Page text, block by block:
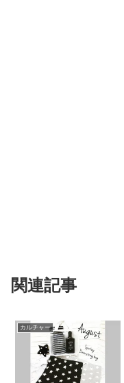
関連記事
カルチャー